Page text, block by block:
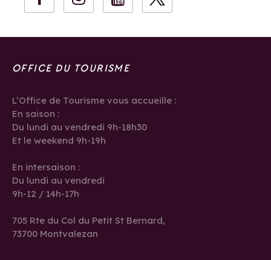
OFFICE DU TOURISME
L’Office de Tourisme vous accueille :
En saison :
Du lundi au vendredi 9h-18h30
Et le weekend 9h-19h
En intersaison :
Du lundi au vendredi
9h-12 / 14h-17h
705 Rte du Col du Petit St Bernard,
73700 Montvalezan